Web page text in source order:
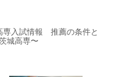
入試情報 推薦の条件と
城高専〜